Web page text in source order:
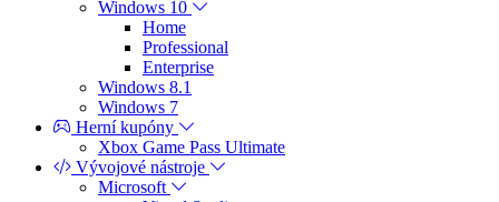
Windows 10
Home
Professional
Enterprise
Windows 8.1
Windows 7
Herní kupóny
Xbox Game Pass Ultimate
Vývojové nástroje
Microsoft